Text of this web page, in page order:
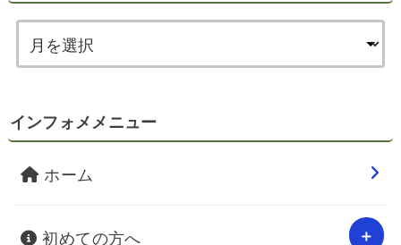
インフォメメニュー
ホーム
初めての方へ